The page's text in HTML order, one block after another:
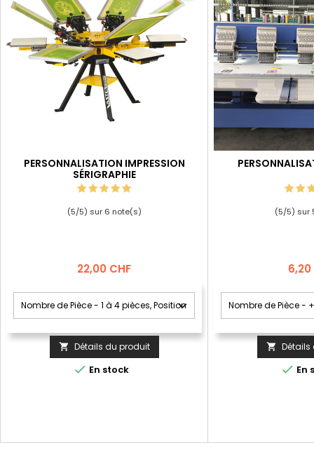
PERSONNALISATION IMPRESSION
SÉRIGRAPHIE
(5/5) sur 6 note(s)
Prix
22,00 CHF
 Détails du produit
 En stock
(5/5) sur
Prix
6,20
 Détails
 En